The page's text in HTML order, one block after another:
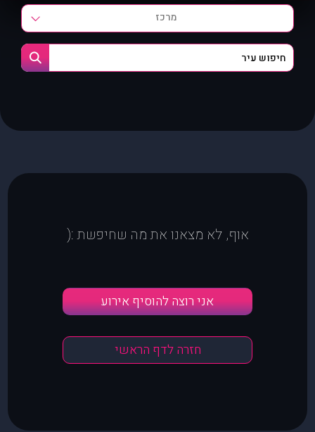
מרכז
אוף, לא מצאנו את מה שחיפשת :(
אני רוצה להוסיף אירוע
חזרה לדף הראשי